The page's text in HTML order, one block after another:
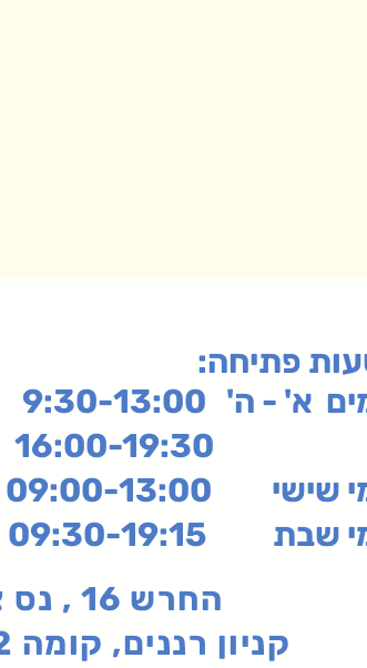
פתיחה
א' - ה' 9:30-13:00
שישי 09:00-13:00
09:30-19:15 (בהזמנה מראש)
החרש 16 , נס ציונה
קניון רננים, קומה 2-, רעננה